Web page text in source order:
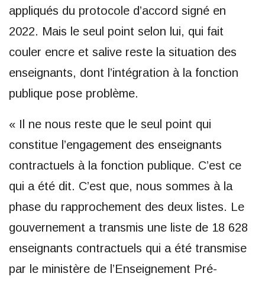
appliqués du protocole d’accord signé en
2022. Mais le seul point selon lui, qui fait
couler encre et salive reste la situation des
enseignants, dont l’intégration à la fonction
publique pose problème.
« Il ne nous reste que le seul point qui
constitue l’engagement des enseignants
contractuels à la fonction publique. C’est ce
qui a été dit. C’est que, nous sommes à la
phase du rapprochement des deux listes. Le
gouvernement a transmis une liste de 18 628
enseignants contractuels qui a été transmise
par le ministère de l’Enseignement Pré-